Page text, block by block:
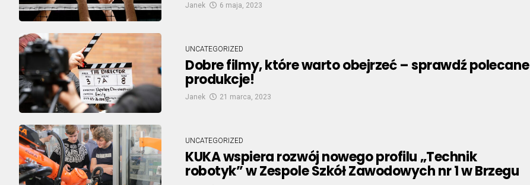
Janek 6 maja, 2023
UNCATEGORIZED
Dobre filmy, które warto obejrzeć – sprawdź polecane
produkcje!
Janek 21 marca, 2023
UNCATEGORIZED
KUKA wspiera rozwój nowego profilu „Technik
robotyk” w Zespole Szkół Zawodowych nr 1 w Brzegu